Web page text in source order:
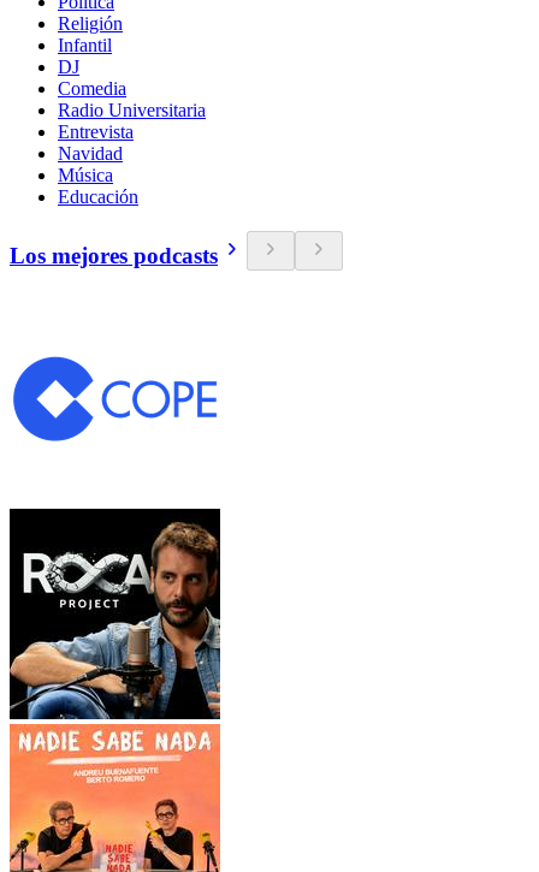
Religión
Infantil
DJ
Comedia
Radio Universitaria
Entrevista
Navidad
Música
Educación
Los mejores podcasts